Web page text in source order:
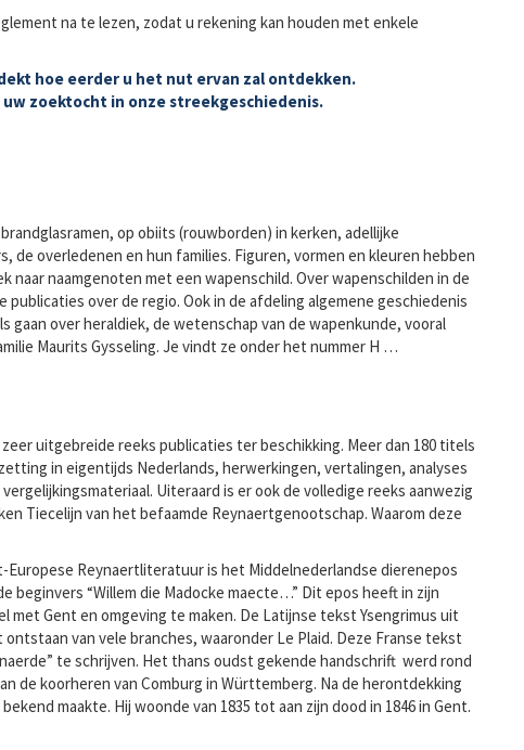
na te lezen, zodat u rekening kan houden met enkele
hoe eerder u het nut ervan zal ontdekken.
zoektocht in onze streekgeschiedenis.
op obiits (rouwborden) in kerken, adellijke
de overledenen en hun families. Figuren, vormen en kleuren hebben
naar naamgenoten met een wapenschild. Over wapenschilden in de
over de regio. Ook in de afdeling algemene geschiedenis
over heraldiek, de wetenschap van de wapenkunde, vooral
Maurits Gysseling. Je vindt ze onder het nummer H …
uitgebreide reeks publicaties ter beschikking. Meer dan 180 titels
in eigentijds Nederlands, herwerkingen, vertalingen, analyses
Uiteraard is er ook de volledige reeks aanwezig
Tiecelijn van het befaamde Reynaertgenootschap. Waarom deze
Reynaertliteratuur is het Middelnederlandse dierenepos
beginvers “Willem die Madocke maecte…” Dit epos heeft in zijn
met Gent en omgeving te maken. De Latijnse tekst Ysengrimus uit
van vele branches, waaronder Le Plaid. Deze Franse tekst
te schrijven. Het thans oudst gekende handschrift werd rond
de koorheren van Comburg in Württemberg. Na de herontdekking
maakte. Hij woonde van 1835 tot aan zijn dood in 1846 in Gent.